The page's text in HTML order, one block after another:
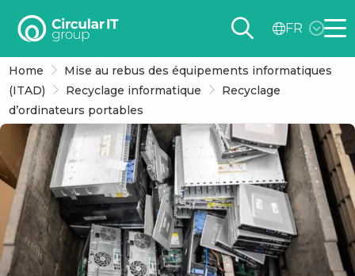
Circular
group
–
FR
FR
Home
Mise au rebus des équipements informatiques
(ITAD)
Recyclage informatique
Recyclage
d’ordinateurs portables